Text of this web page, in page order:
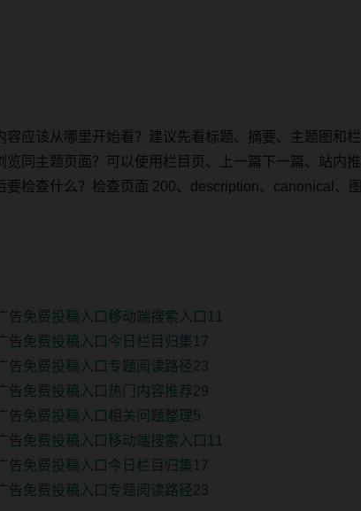
容应该从哪里开始看？建议先看标题、摘要、主题图和栏
览同主题页面？可以使用栏目页、上一篇下一篇、站内推
要检查什么？检查页面 200、description、canonical、
告免费投稿入口移动端搜索入口11
告免费投稿入口今日栏目归集17
告免费投稿入口专题阅读路径23
告免费投稿入口热门内容推荐29
告免费投稿入口相关问题整理5
告免费投稿入口移动端搜索入口11
告免费投稿入口今日栏目归集17
告免费投稿入口专题阅读路径23